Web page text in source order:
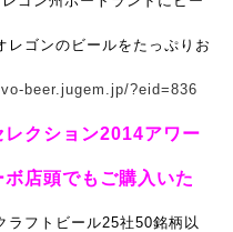
レゴンのビールをたっぷりお
beer.jugem.jp/?eid=836
クション2014アワー
店頭でもご購入いた
ラフトビール25社50銘柄以